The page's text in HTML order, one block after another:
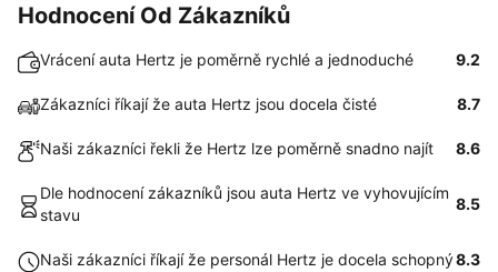
Hodnocení Od Zákazníků
Vrácení auta Hertz je poměrně rychlé a jednoduché 9.2
Zákazníci říkají že auta Hertz jsou docela čisté 8.7
Naši zákazníci řekli že Hertz lze poměrně snadno najít 8.6
Dle hodnocení zákazníků jsou auta Hertz ve vyhovujícím
stavu
8.5
Naši zákazníci říkají že personál Hertz je docela schopný8.3